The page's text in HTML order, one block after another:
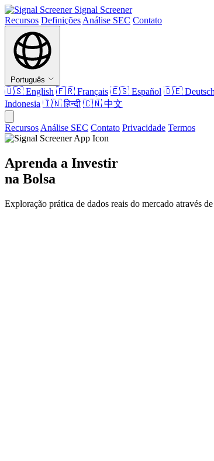
Signal Screener
Recursos Definições Análise SEC Contato
Português
🇺🇸 English 🇫🇷 Français 🇪🇸 Español 🇩🇪 Deutsch
Indonesia 🇮🇳हिन्दी 🇨🇳 中文
Recursos Análise SEC Contato Privacidade Termos
Aprenda a Investir
na Bolsa
Exploração prática de dados reais do mercado através